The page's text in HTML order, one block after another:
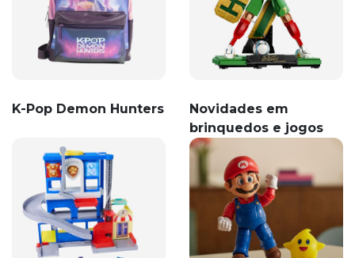
K-Pop Demon Hunters
Novidades em
brinquedos e jogos